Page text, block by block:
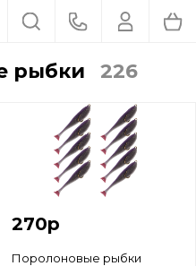
рыбки 226
270р
Поролоновые рыбки